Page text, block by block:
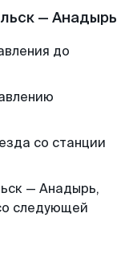
— Анадырь
до
со станции
— Анадырь,
следующей